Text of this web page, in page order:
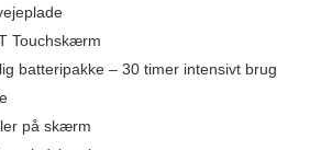
Touchskærm
batteripakke – 30 timer intensivt brug
på skærm